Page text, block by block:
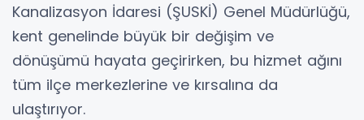
Kanalizasyon İdaresi (ŞUSKİ) Genel Müdürlüğü,
kent genelinde büyük bir değişim ve
dönüşümü hayata geçirirken, bu hizmet ağını
tüm ilçe merkezlerine ve kırsalına da
ulaştırıyor.